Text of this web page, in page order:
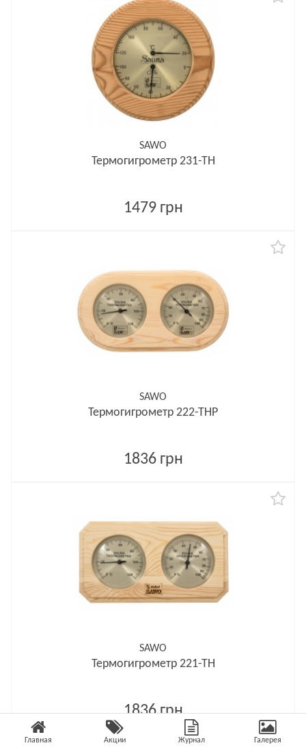
SAWO
Термогигрометр 231-ТН
1479 грн
SAWO
Термогигрометр 222-ТНP
1836 грн
SAWO
Термогигрометр 221-ТН
1836 грн
Главная Акции Журнал Галерея